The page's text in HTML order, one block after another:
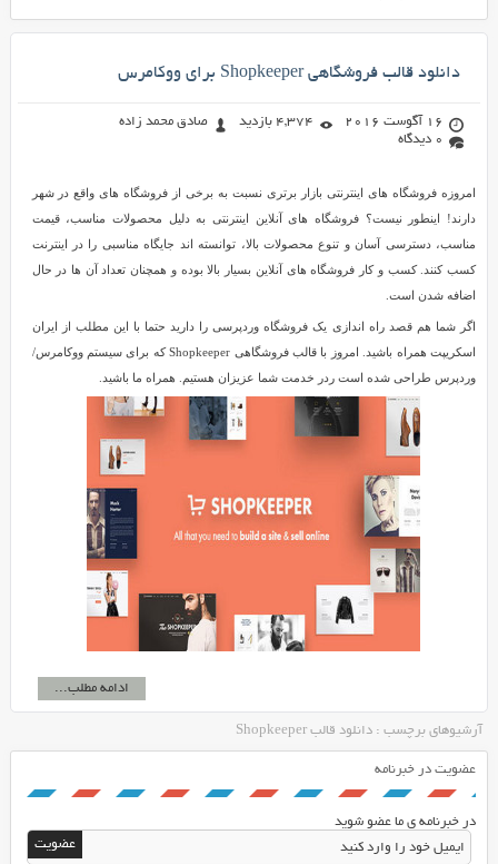
دانلود قالب فروشگاهی Shopkeeper برای ووکامرس
16 آگوست 2016 4,374 بازدید
صادق محمد زاده
0 دیدگاه
امروزه فروشگاه های اینترنتی بازار برتری نسبت به برخی از فروشگاه های واقع در شهر
دارند! اینطور نیست؟ فروشگاه های آنلاین اینترنتی به دلیل محصولات مناسب، قیمت
مناسب، دسترسی آسان و تنوع محصولات بالا، توانسته اند جایگاه مناسبی را در اینترنت
کسب کنند. کسب و کار فروشگاه های آنلاین بسیار بالا بوده و همچنان تعداد آن ها در حال
اضافه شدن است.
اگر شما هم قصد راه اندازی یک فروشگاه وردپرسی را دارید حتما با این مطلب از ایران
اسکریپت همراه باشید. امروز با قالب فروشگاهی Shopkeeper که برای سیستم ووکامرس/
وردپرس طراحی شده است ردر خدمت شما عزیزان هستیم. همراه ما باشید.
ادامه مطلب...
آرشیوهای برچسب : دانلود قالب Shopkeeper
عضویت در خبرنامه
در خبرنامه ی ما عضو شوید